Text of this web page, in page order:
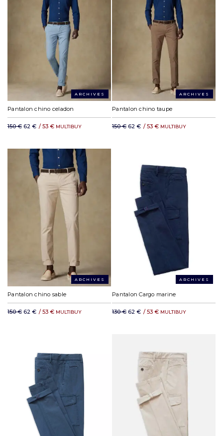
ARCHIVES
Pantalon chino celadon
150 € 62 € / 53 € MULTIBUY
ARCHIVES
Pantalon chino taupe
150 € 62 € / 53 € MULTIBUY
ARCHIVES
Pantalon chino sable
150 € 62 € / 53 € MULTIBUY
ARCHIVES
Pantalon Cargo marine
130 € 62 € / 53 € MULTIBUY